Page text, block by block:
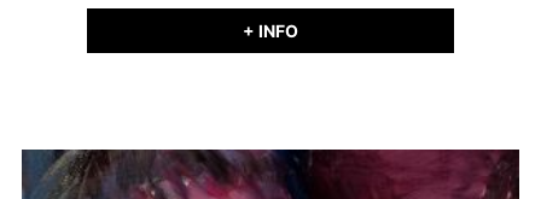
+ INFO